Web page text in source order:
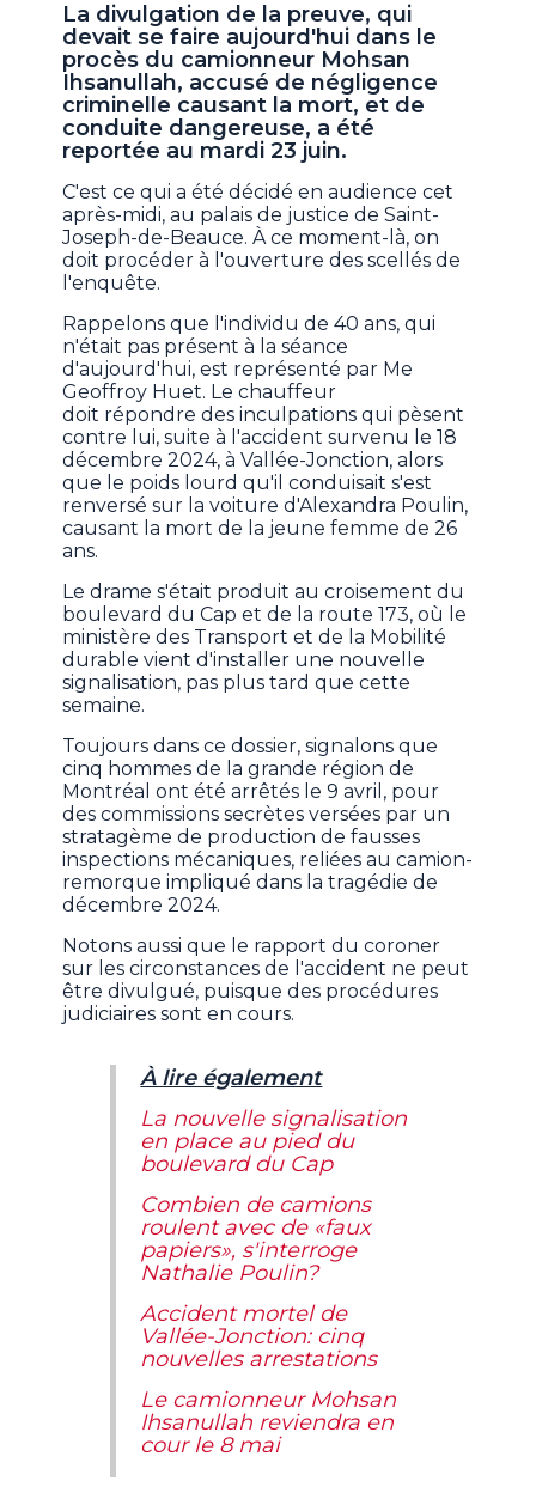
La divulgation de la preuve, qui
devait se faire aujourd'hui dans le
procès du camionneur Mohsan
Ihsanullah, accusé de négligence
criminelle causant la mort, et de
conduite dangereuse, a été
reportée au mardi 23 juin.
C'est ce qui a été décidé en audience cet
après-midi, au palais de justice de Saint-
Joseph-de-Beauce. À ce moment-là, on
doit procéder à l'ouverture des scellés de
l'enquête.
Rappelons que l'individu de 40 ans, qui
n'était pas présent à la séance
d'aujourd'hui, est représenté par Me
Geoffroy Huet. Le chauffeur
doit répondre des inculpations qui pèsent
contre lui, suite à l'accident survenu le 18
décembre 2024, à Vallée-Jonction, alors
que le poids lourd qu'il conduisait s'est
renversé sur la voiture d'Alexandra Poulin,
causant la mort de la jeune femme de 26
ans.
Le drame s'était produit au croisement du
boulevard du Cap et de la route 173, où le
ministère des Transport et de la Mobilité
durable vient d'installer une nouvelle
signalisation, pas plus tard que cette
semaine.
Toujours dans ce dossier, signalons que
cinq hommes de la grande région de
Montréal ont été arrêtés le 9 avril, pour
des commissions secrètes versées par un
stratagème de production de fausses
inspections mécaniques, reliées au camion-
remorque impliqué dans la tragédie de
décembre 2024.
Notons aussi que le rapport du coroner
sur les circonstances de l'accident ne peut
être divulgué, puisque des procédures
judiciaires sont en cours.
À lire également
La nouvelle signalisation
en place au pied du
boulevard du Cap
Combien de camions
roulent avec de «faux
papiers», s'interroge
Nathalie Poulin?
Accident mortel de
Vallée-Jonction: cinq
nouvelles arrestations
Le camionneur Mohsan
Ihsanullah reviendra en
cour le 8 mai